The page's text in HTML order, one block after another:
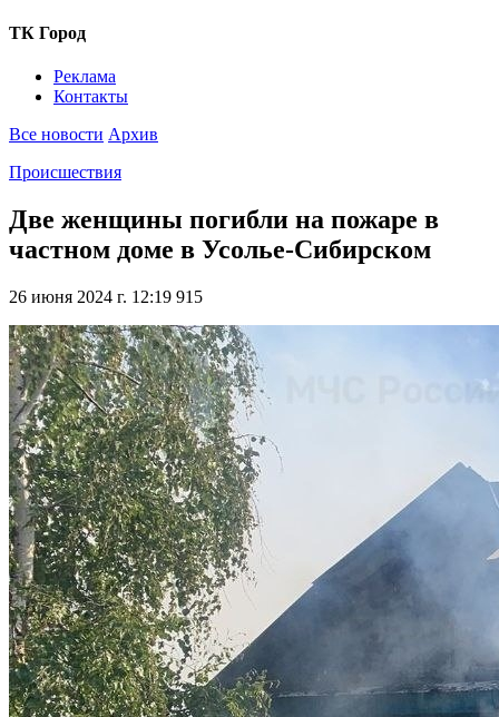
ТК Город
Реклама
Контакты
Все новости Архив
Происшествия
Две женщины погибли на пожаре в
частном доме в Усолье-Сибирском
26 июня 2024 г. 12:19 915